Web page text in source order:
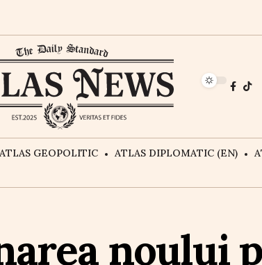
ATLAS GEOPOLITIC ATLAS DIPLOMATIC (EN)
noului